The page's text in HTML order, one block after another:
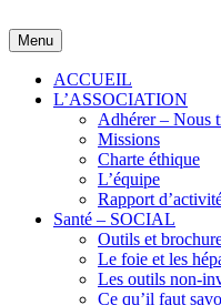
to
content
Menu
ACCUEIL
L’ASSOCIATION
Adhérer – Nous
Missions
Charte éthique
L’équipe
Rapport
Santé – SOCIAL
Outils et
Le foie et les
Les outils non-
Ce qu’il faut